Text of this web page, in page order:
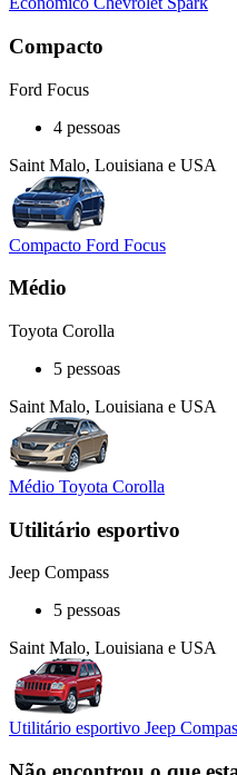
Compacto
Ford Focus
4 pessoas
Saint Malo, Louisiana e USA
Compacto Ford Focus
Médio
Toyota Corolla
5 pessoas
Saint Malo, Louisiana e USA
Médio Toyota Corolla
Utilitário esportivo
Jeep Compass
5 pessoas
Saint Malo, Louisiana e USA
Utilitário esportivo Jeep